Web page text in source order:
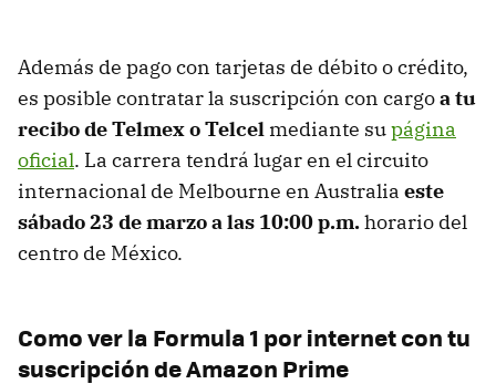
Además de pago con tarjetas de débito o crédito,
es posible contratar la suscripción con cargoa tu
recibo de Telmex o Telcel mediante supágina
oficial. La carrera tendrá lugar en el circuito
internacional de Melbourne en Australia este
sábado 23 de marzo a las 10:00 p.m.horario del
centro de México.
Como ver la Formula 1 por internet con tu
suscripción de Amazon Prime